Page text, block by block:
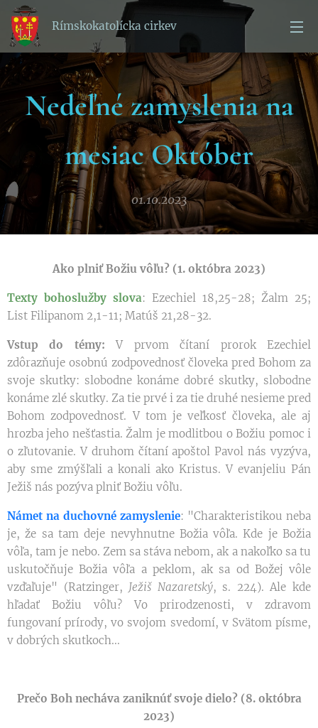
Rímskokatolícka cirkev
Nedeľné zamyslenia na
mesiac Október
01.10.2023
Ako plniť Božiu vôľu? (1. októbra 2023)
Texty bohoslužby slova: Ezechiel 18,25-28; Žalm 25;
List Filipanom 2,1-11; Matúš 21,28-32.
Vstup do témy: V prvom čítaní prorok Ezechiel
zdôrazňuje osobnú zodpovednosť človeka pred Bohom za
svoje skutky: slobodne konáme dobré skutky, slobodne
konáme zlé skutky. Za tie prvé i za tie druhé nesieme pred
Bohom zodpovednosť. V tom je veľkosť človeka, ale aj
hrozba jeho nešťastia. Žalm je modlitbou o Božiu pomoc i
o zľutovanie. V druhom čítaní apoštol Pavol nás vyzýva,
aby sme zmýšľali a konali ako Kristus. V evanjeliu Pán
Ježiš nás pozýva plniť Božiu vôľu.
Námet na duchovné zamyslenie: "Charakteristikou neba
je, že sa tam deje nevyhnutne Božia vôľa. Kde je Božia
vôľa, tam je nebo. Zem sa stáva nebom, ak a nakoľko sa tu
uskutočňuje Božia vôľa a peklom, ak sa od Božej vôle
vzďaľuje" (Ratzinger, Ježiš Nazaretský, s. 224). Ale kde
hľadať Božiu vôľu? Vo prirodzenosti, v zdravom
fungovaní prírody, vo svojom svedomí, v Svätom písme,
v dobrých skutkoch...
Prečo Boh necháva zaniknúť svoje dielo? (8. októbra
2023)